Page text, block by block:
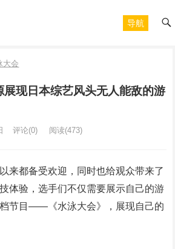
导航
大会
展现日本综艺风头无人能敌的游
评论(0) 阅读(473)
来都备受欢迎，同时也给观众带来了
体验，选手们不仅需要展示自己的游
节目——《水泳大会》，展现自己的